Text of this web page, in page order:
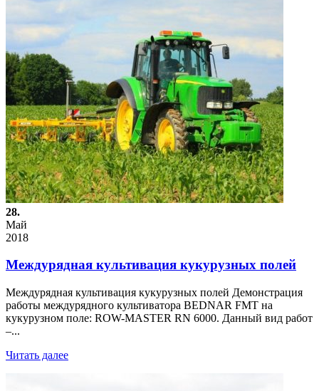
28.
Май
2018
Междурядная культивация кукурузных полей
Междурядная культивация кукурузных полей Демонстрация
работы междурядного культиватора BEDNAR FMT на
кукурузном поле: ROW-MASTER RN 6000. Данный вид работ
–...
Читать далее